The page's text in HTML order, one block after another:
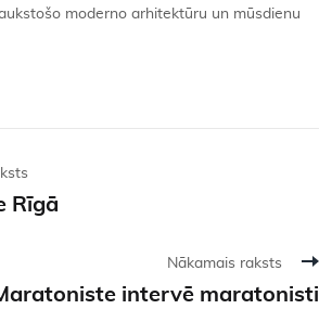
moderno arhitektūru un mūsdienu
Rīgā
Nākamais raksts
intervē maratonisti